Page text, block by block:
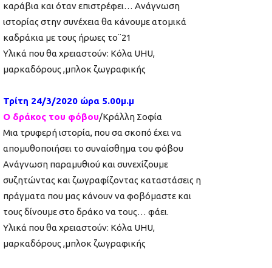
καράβια και όταν επιστρέφει… Ανάγνωση
ιστορίας στην συνέχεια θα κάνουμε ατομικά
καδράκια με τους ήρωες το¨21
Υλικά που θα χρειαστούν: Κόλα UHU,
μαρκαδόρους ,μπλοκ ζωγραφικής
Τρίτη 24/3/2020 ώρα 5.00μ.μ
Ο δράκος του φόβου/Κράλλη Σοφία
Μια τρυφερή ιστορία, που σα σκοπό έχει να
απομυθοποιήσει το συναίσθημα του φόβου
Ανάγνωση παραμυθιού και συνεχίζουμε
συζητώντας και ζωγραφίζοντας καταστάσεις η
πράγματα που μας κάνουν να φοβόμαστε και
τους δίνουμε στο δράκο να τους… φάει.
Υλικά που θα χρειαστούν: Κόλα UHU,
μαρκαδόρους ,μπλοκ ζωγραφικής